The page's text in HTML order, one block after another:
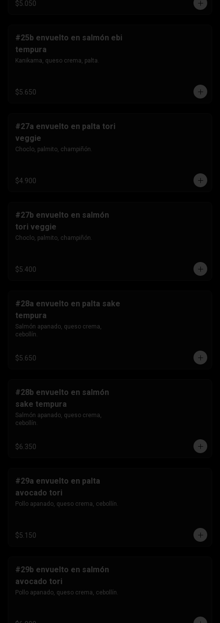
$5.050
#25b envuelto en salmón ebi
tempura
Kanikama, queso crema, palta.
$5.650
#27a envuelto en palta tori
veggie
Choclo, palmito, champiñón.
$4.900
#27b envuelto en salmón
tori veggie
Choclo, palmito, champiñón.
$5.400
#28a envuelto en palta sake
tempura
Salmón apanado, queso crema,
cebollín.
$5.650
#28b envuelto en salmón
sake tempura
Salmón apanado, queso crema,
cebollín.
$6.350
#29a envuelto en palta
avocado tori
Pollo apanado, queso crema, cebollín.
$5.150
#29b envuelto en salmón
avocado tori
Pollo apanado, queso crema, cebollín.